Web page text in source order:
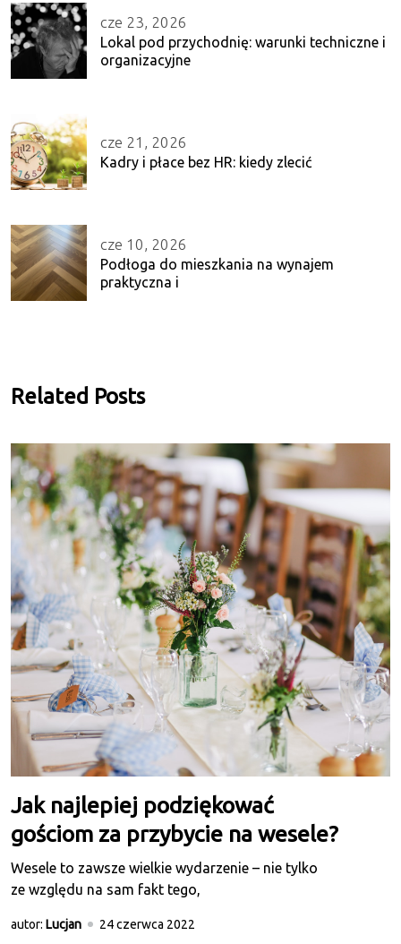
cze 23, 2026
Lokal pod przychodnię: warunki techniczne i
organizacyjne
cze 21, 2026
Kadry i płace bez HR: kiedy zlecić
cze 10, 2026
Podłoga do mieszkania na wynajem
praktyczna i
Related Posts
Jak najlepiej podziękować
gościom za przybycie na wesele?
Wesele to zawsze wielkie wydarzenie – nie tylko
ze względu na sam fakt tego,
autor: Lucjan 24 czerwca 2022